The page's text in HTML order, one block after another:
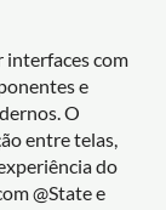
interfaces com
e
O
entre telas,
do
@State e